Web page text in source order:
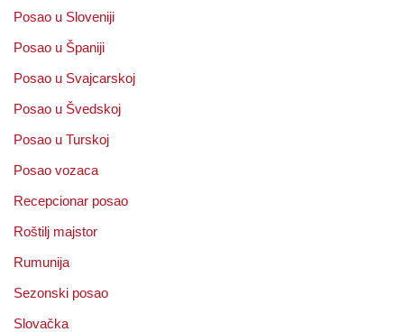
Posao u Sloveniji
Posao u Španiji
Posao u Svajcarskoj
Posao u Švedskoj
Posao u Turskoj
Posao vozaca
Recepcionar posao
Roštilj majstor
Rumunija
Sezonski posao
Slovačka